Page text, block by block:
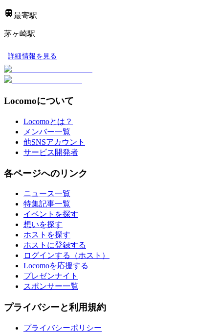
最寄駅
茅ヶ崎駅
詳細情報を見る
Locomoについて
Locomoとは？
メンバー一覧
他SNSアカウント
サービス開発者
各ページへのリンク
ニュース一覧
特集記事一覧
イベントを探す
想いを探す
ホストを探す
ホストに登録する
ログインする（ホスト）
Locomoを応援する
プレゼンナイト
スポンサー一覧
プライバシーと利用規約
プライバシーポリシー